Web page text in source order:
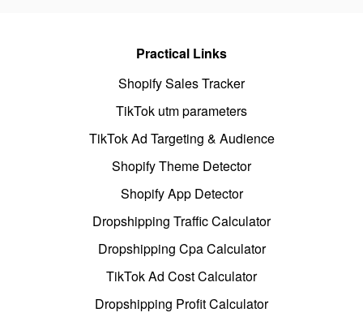
Practical Links
Shopify Sales Tracker
TikTok utm parameters
TikTok Ad Targeting & Audience
Shopify Theme Detector
Shopify App Detector
Dropshipping Traffic Calculator
Dropshipping Cpa Calculator
TikTok Ad Cost Calculator
Dropshipping Profit Calculator